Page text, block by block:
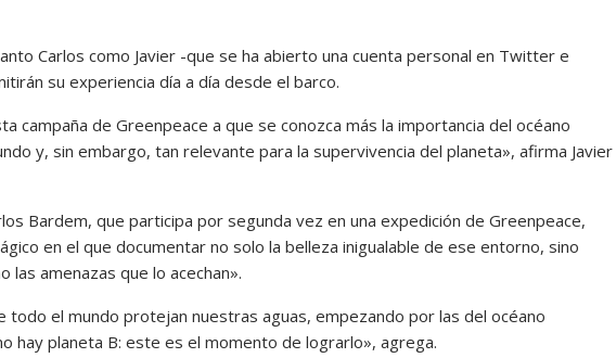
Carlos como Javier -que se ha abierto una cuenta personal en Twitter e
su experiencia día a día desde el barco.
campaña de Greenpeace a que se conozca más la importancia del océano
y, sin embargo, tan relevante para la supervivencia del planeta», afirma Javier
Bardem, que participa por segunda vez en una expedición de Greenpeace,
en el que documentar no solo la belleza inigualable de ese entorno, sino
las amenazas que lo acechan».
todo el mundo protejan nuestras aguas, empezando por las del océano
hay planeta B: este es el momento de lograrlo», agrega.